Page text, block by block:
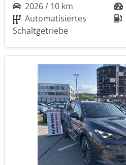
2026 / 10 km
Automatisiertes
Schaltgetriebe